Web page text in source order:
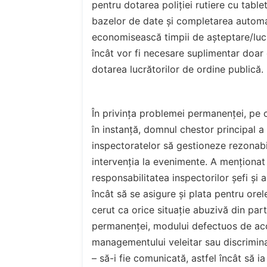
pentru dotarea poliției rutiere cu
bazelor de date și completarea
economisească timpii de așteptare/
încât vor fi necesare suplimentar
dotarea lucrătorilor de ordine publică.
În privința problemei permanenței, pe
în instanță, domnul chestor principal
inspectoratelor să gestioneze
intervenția la evenimente. A
responsabilitatea inspectorilor șefi și
încât să se asigure și plata pentru
cerut ca orice situație abuzivă din
permanenței, modului defectuos de
managementului veleitar sau
– să-i fie comunicată, astfel încât să